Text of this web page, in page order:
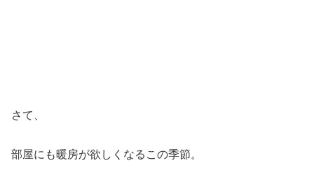
さて、
部屋にも暖房が欲しくなるこの季節。